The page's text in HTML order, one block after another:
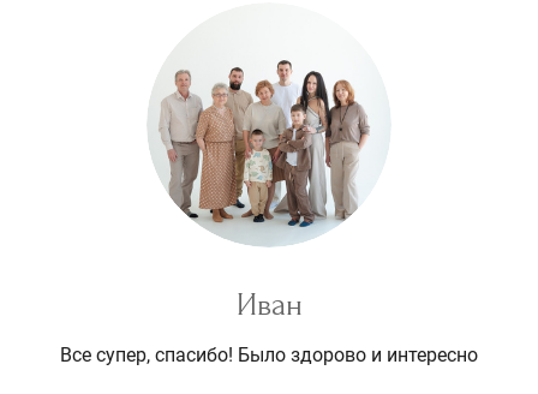
Иван
Все супер, спасибо! Было здорово и интересно